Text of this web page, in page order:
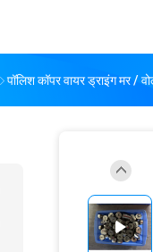
पॉलिश कॉपर वायर ड्राइंग मर /